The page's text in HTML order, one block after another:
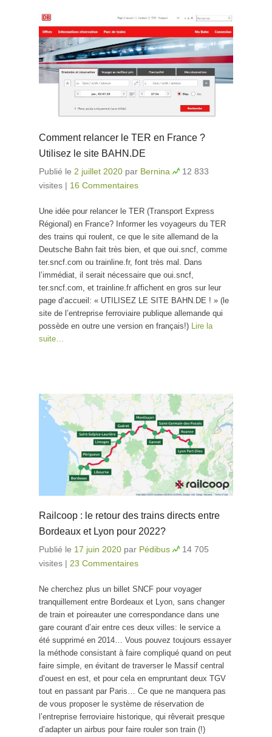
Comment relancer le TER en France ?
Utilisez le site BAHN.DE
Publié le 2 juillet 2020 par Bernina
12 833
visites | 16 Commentaires
Une idée pour relancer le TER (Transport Express
Régional) en France? Informer les voyageurs du TER
des trains qui roulent, ce que le site allemand de la
Deutsche Bahn fait très bien, et que oui.sncf, comme
ter.sncf.com ou trainline.fr, font très mal. Dans
l’immédiat, il serait nécessaire que oui.sncf,
ter.sncf.com, et trainline.fr affichent en gros sur leur
page d’accueil: « UTILISEZ LE SITE BAHN.DE ! » (le
site de l’entreprise ferroviaire publique allemande qui
possède en outre une version en français!) Lire la
suite…
Railcoop : le retour des trains directs entre
Bordeaux et Lyon pour 2022?
Publié le 17 juin 2020 par Pédibus
14 705
visites | 23 Commentaires
Ne cherchez plus un billet SNCF pour voyager
tranquillement entre Bordeaux et Lyon, sans changer
de train et poireauter une correspondance dans une
gare courant d’air entre ces deux villes: le service a
été supprimé en 2014… Vous pouvez toujours essayer
la méthode consistant à faire compliqué quand on peut
faire simple, en évitant de traverser le Massif central
d’ouest en est, et pour cela en empruntant deux TGV
tout en passant par Paris… Ce que ne manquera pas
de vous proposer le système de réservation de
l’entreprise ferroviaire historique, qui rêverait presque
d’adapter un airbus pour faire rouler son train (!)